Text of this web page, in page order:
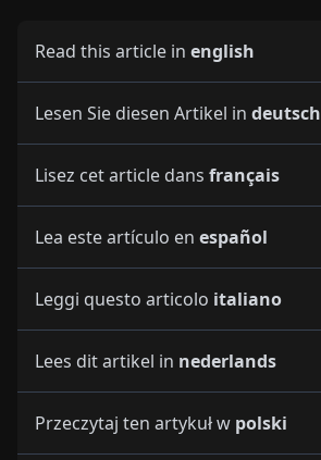
Read this article in english
Lesen Sie diesen Artikel in deutsch
Lisez cet article dans français
Lea este artículo en español
Leggi questo articolo italiano
Lees dit artikel in nederlands
Przeczytaj ten artykuł w polski